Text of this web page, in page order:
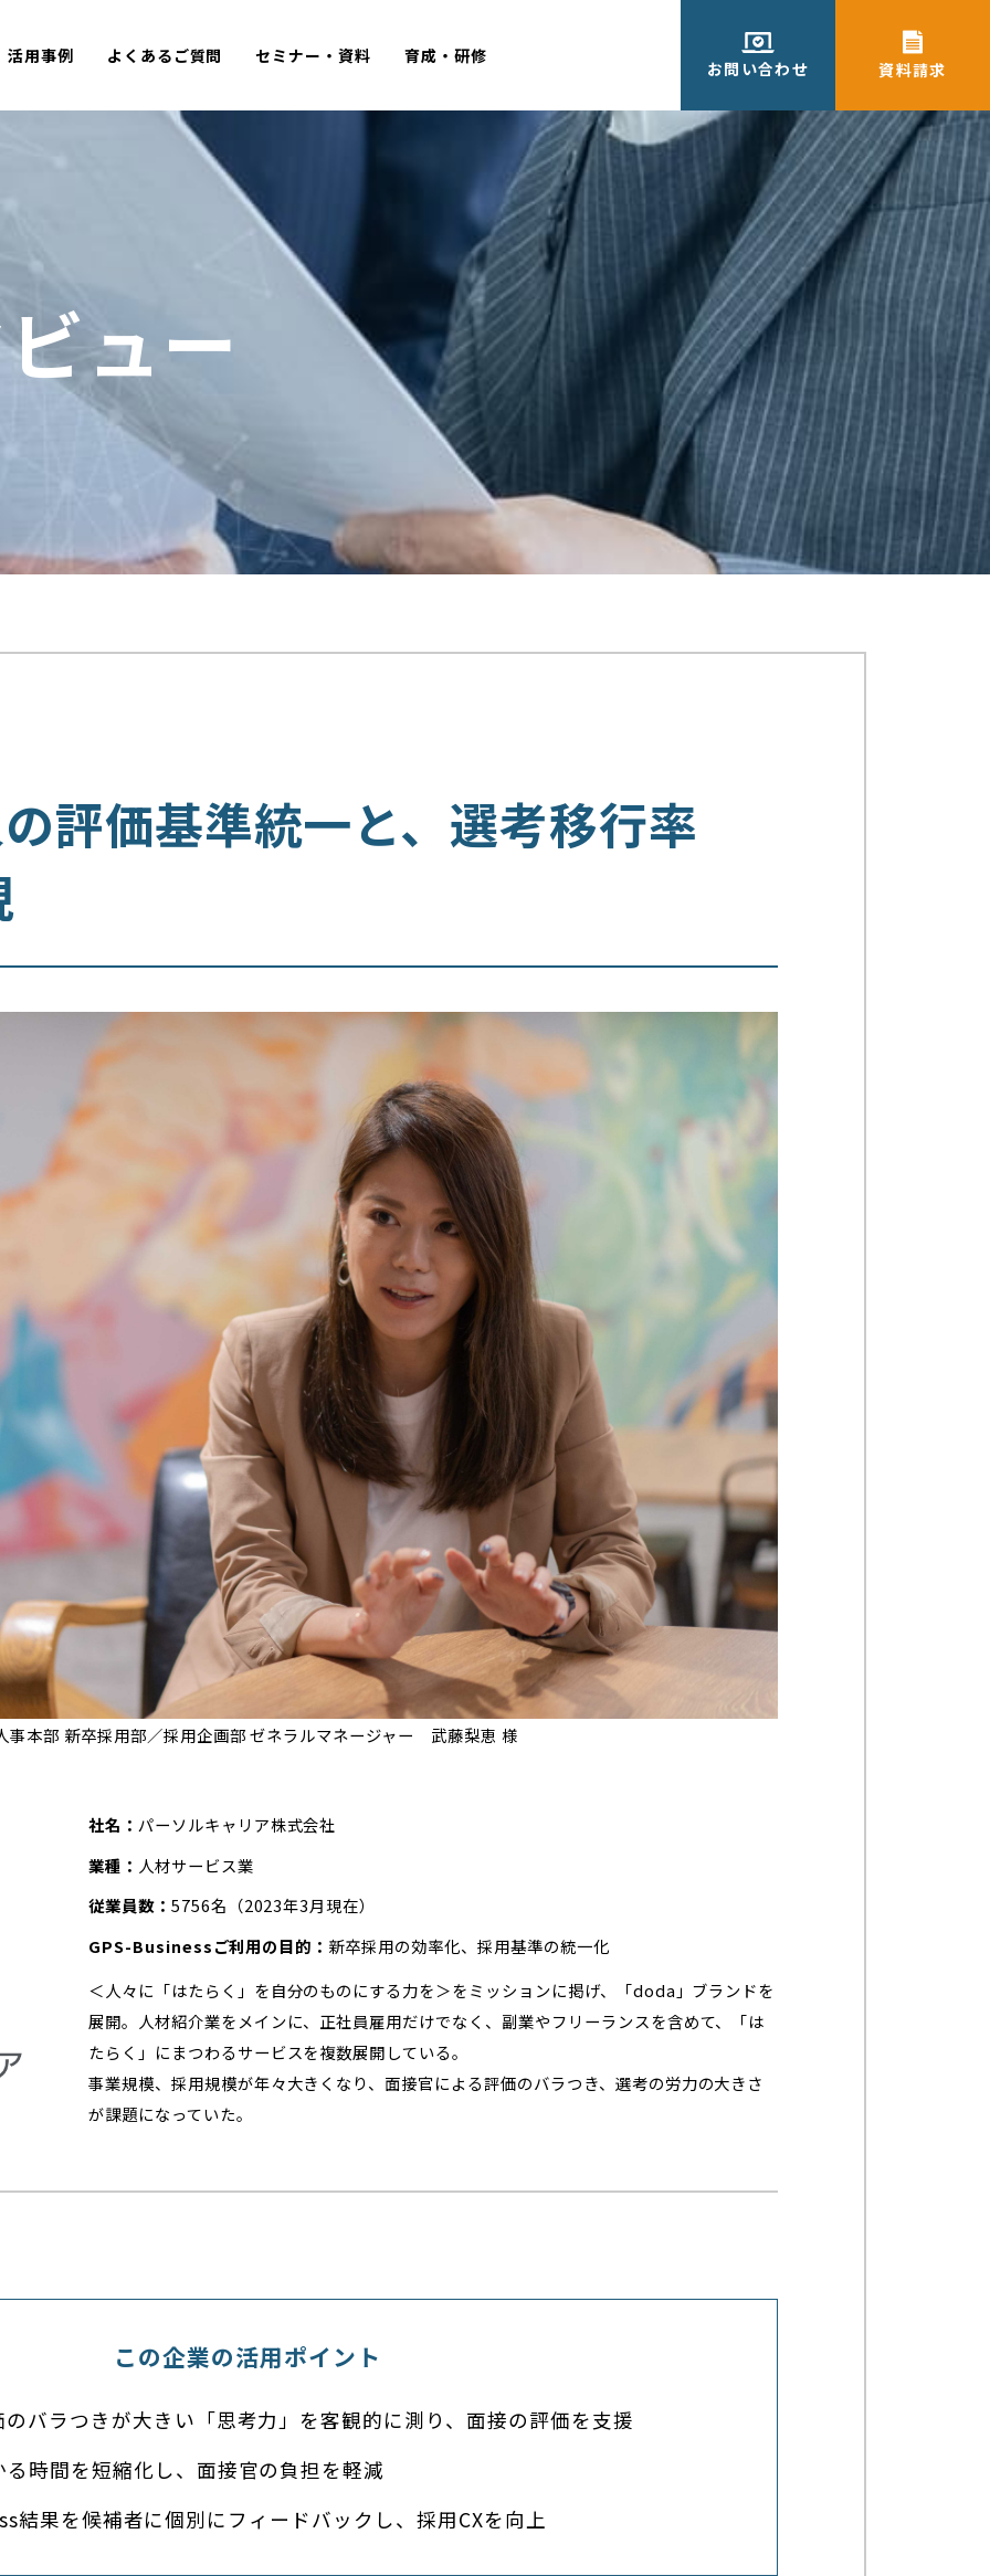
活用事例 よくあるご質問 セミナー・資料 育成・研修
お問い合わせ 資料請求
ュー
評価基準統一と、選考移行率
本部 新卒採用部／採用企画部 ゼネラルマネージャー 武藤梨恵 様
社名： パーソルキャリア株式会社
業種： 人材サービス業
従業員数： 5756名（2023年3月現在）
GPS-Businessご利用の目的： 新卒採用の効率化、採用基準の統一化
＜人々に「はたらく」を自分のものにする力を＞をミッションに掲げ、「doda」ブランドを
展開。人材紹介業をメインに、正社員雇用だけでなく、副業やフリーランスを含めて、「は
たらく」にまつわるサービスを複数展開している。
事業規模、採用規模が年々大きくなり、面接官による評価のバラつき、選考の労力の大きさ
が課題になっていた。
この企業の活用ポイント
バラつきが大きい「思考力」を客観的に測り、面接の評価を支援
時間を短縮化し、面接官の負担を軽減
結果を候補者に個別にフィードバックし、採用CXを向上